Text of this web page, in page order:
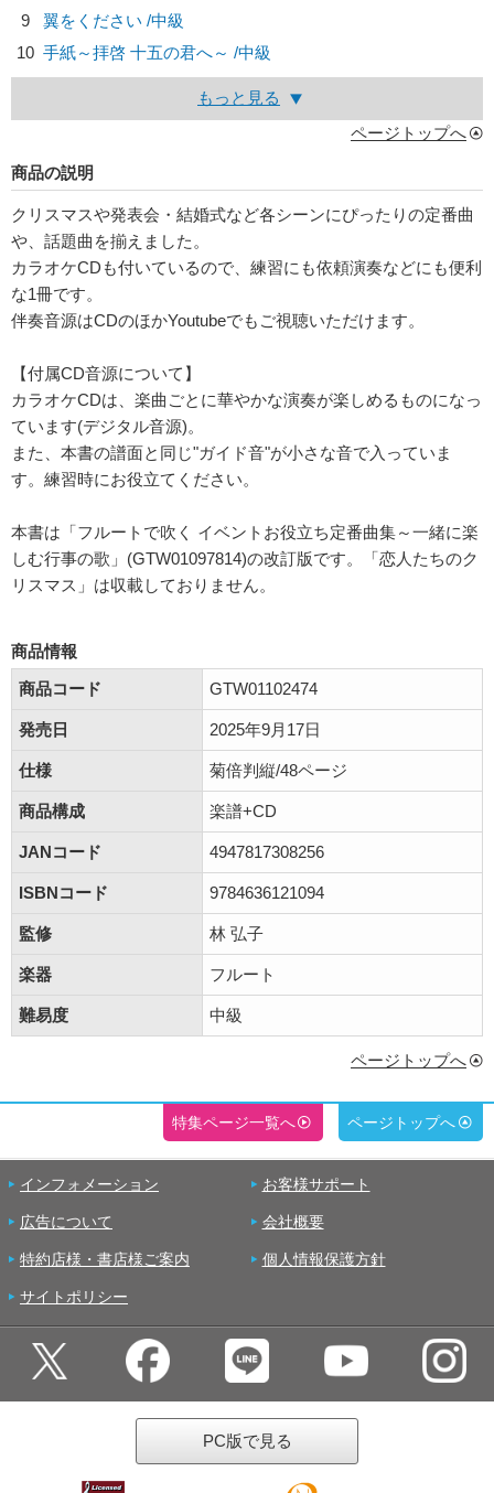
9
翼をください /中級
10 手紙～拝啓 十五の君へ～ /中級
もっと見る
ページトップへ
商品の説明
クリスマスや発表会・結婚式など各シーンにぴったりの定番曲
や、話題曲を揃えました。
カラオケCDも付いているので、練習にも依頼演奏などにも便利
な1冊です。
伴奏音源はCDのほかYoutubeでもご視聴いただけます。
【付属CD音源について】
カラオケCDは、楽曲ごとに華やかな演奏が楽しめるものになっ
ています(デジタル音源)。
また、本書の譜面と同じ"ガイド音"が小さな音で入っていま
す。練習時にお役立てください。
本書は「フルートで吹く イベントお役立ち定番曲集～一緒に楽
しむ行事の歌」(GTW01097814)の改訂版です。「恋人たちのク
リスマス」は収載しておりません。
商品情報
商品コード
GTW01102474
発売日 2025年9月17日
仕様 菊倍判縦/48ページ
商品構成 楽譜+CD
JANコード 4947817308256
ISBNコード 9784636121094
監修 林 弘子
楽器 フルート
難易度 中級
ページトップへ
特集ページ一覧へ ページトップへ
インフォメーション お客様サポート
広告について 会社概要
特約店様・書店様ご案内 個人情報保護方針
サイトポリシー
PC版で見る